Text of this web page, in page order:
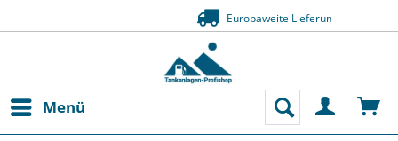
Zahlung auf Rechnung (Bonität
Menü